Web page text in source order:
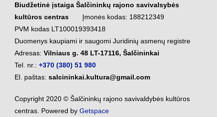
Biudžetinė įstaiga Šalčininkų rajono savivalsybės
kultūros centras
Įmonės kodas: 188212349
PVM kodas LT100019393418
Duomenys kaupiami ir saugomi Juridinių asmenų registre
Adresas: Vilniaus g. 48 LT-17116, Šalčininkai
Tel. nr.: +370 (380) 51 980
El. paštas: salcininkai.kultura@gmail.com
Copyright 2020 © Šalčininkų rajono savivaldybės kultūros
centras. Powered by Getspace